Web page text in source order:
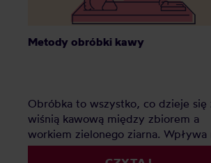
Metody obróbki kawy
Obróbka to wszystko, co dzieje się
wiśnią kawową między zbiorem a
workiem zielonego ziarna. Wpływa
smak mocniej niż odmiana i często